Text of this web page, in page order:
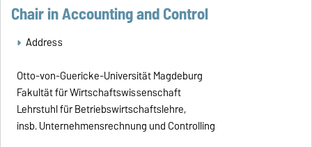
Chair in Accounting and Control
Address
Otto-von-Guericke-Universität Magdeburg
Fakultät für Wirtschaftswissenschaft
Lehrstuhl für Betriebswirtschaftslehre,
insb. Unternehmensrechnung und Controlling